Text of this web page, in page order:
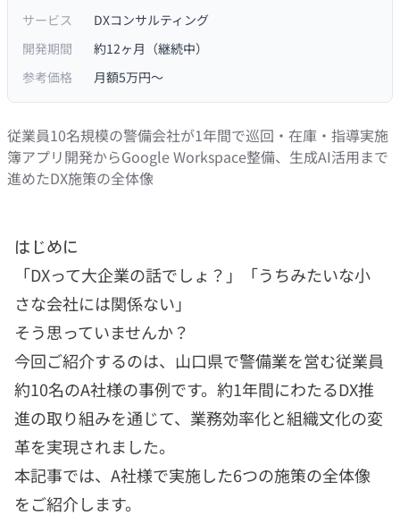
サービス
DXコンサルティング
開発期間
約12ヶ月（継続中）
参考価格
月額5万円〜
従業員10名規模の警備会社が1年間で巡回・在庫・指導実施
簿アプリ開発からGoogle Workspace整備、生成AI活用まで
進めたDX施策の全体像
はじめに
「DXって大企業の話でしょ？」「うちみたいな小
さな会社には関係ない」
そう思っていませんか？
今回ご紹介するのは、山口県で警備業を営む従業員
約10名のA社様の事例です。約1年間にわたるDX推
進の取り組みを通じて、業務効率化と組織文化の変
革を実現されました。
本記事では、A社様で実施した6つの施策の全体像
をご紹介します。